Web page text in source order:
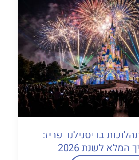
בדיסנילנד פריז:
המלא לשנת 2026